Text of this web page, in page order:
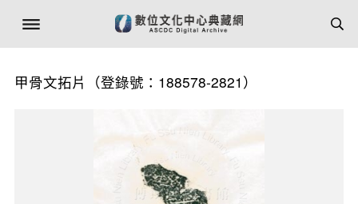
甲骨文拓片（登錄號：188578-2821）